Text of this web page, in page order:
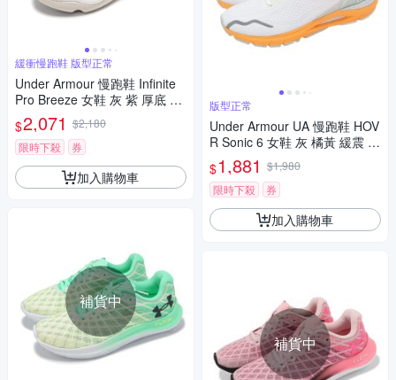
緩衝慢跑鞋 版型正常
Under Armour 慢跑鞋 Infinite
Pro Breeze 女鞋 灰 紫 厚底 緩
衝 輕量 運動鞋 UA 302719710
0
$2,071 $2,180
限時下殺
券
加入購物車
補貨中
版型正常
Under Armour UA 慢跑鞋 HOV
R Sonic 6 女鞋 灰 橘黃 緩震 運
動鞋 UA 3026128106
$1,881 $1,980
限時下殺
券
加入購物車
補貨中